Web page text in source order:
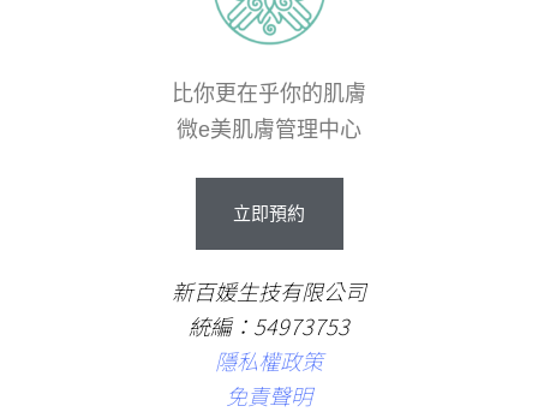
比你更在乎你的肌膚
微e美肌膚管理中心
立即預約
新百媛生技有限公司
統編：54973753
隱私權政策
免責聲明